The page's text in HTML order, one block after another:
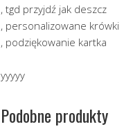
, tgd przyjdź jak deszcz
, personalizowane krówki
, podziękowanie kartka
yyyyy
Podobne produkty